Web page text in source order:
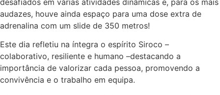
audazes, houve ainda espaço para uma dose extra de
adrenalina com um slide de 350 metros!
Este dia refletiu na íntegra o espírito Siroco –
colaborativo, resiliente e humano –destacando a
importância de valorizar cada pessoa, promovendo a
convivência e o trabalho em equipa.